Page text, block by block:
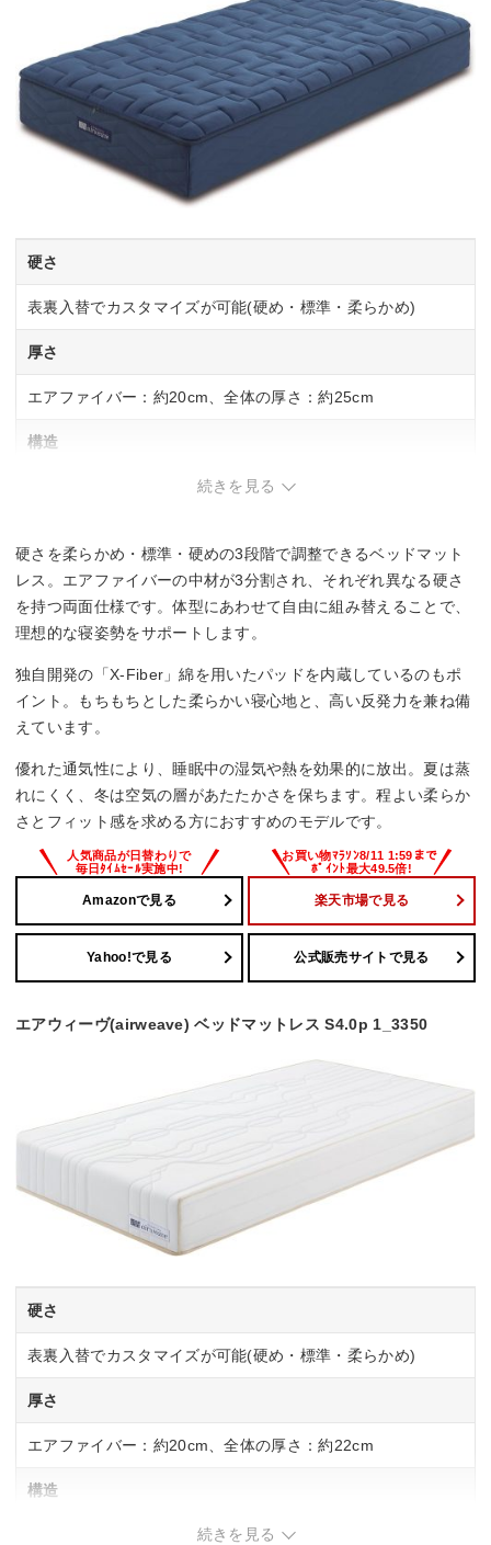
硬さ
表裏入替でカスタマイズが可能(硬め・標準・柔らかめ)
厚さ
エアファイバー：約20cm、全体の厚さ：約25cm
構造
カバー(トップ部分)、パッド、エアファイバー(3分割/DUAL
サイズ展開
シングル・セミダブル・ダブル・クイーン・キング
続きを見る
硬さを柔らかめ・標準・硬めの3段階で調整できるベッドマット
レス。エアファイバーの中材が3分割され、それぞれ異なる硬さ
を持つ両面仕様です。体型にあわせて自由に組み替えることで、
理想的な寝姿勢をサポートします。
独自開発の「X-Fiber」綿を用いたパッドを内蔵しているのもポ
イント。もちもちとした柔らかい寝心地と、高い反発力を兼ね備
えています。
優れた通気性により、睡眠中の湿気や熱を効果的に放出。夏は蒸
れにくく、冬は空気の層があたたかさを保ちます。程よい柔らか
さとフィット感を求める方におすすめのモデルです。
Amazonで見る 楽天市場で見る
Yahoo!で見る 公式販売サイトで見る
エアウィーヴ(airweave) ベッドマットレス S4.0p 1_3350
硬さ
表裏入替でカスタマイズが可能(硬め・標準・柔らかめ)
厚さ
エアファイバー：約20cm、全体の厚さ：約22cm
構造
アウターカバー、防滑インナーカバー、エアファイバー(3分
続きを見る